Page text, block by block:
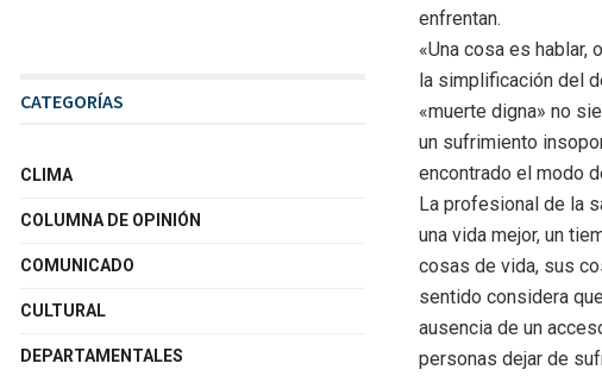
enfrentan.
«Una cosa es hablar,
la simplificación del
«muerte digna» no
un sufrimiento
encontrado el modo
La profesional de la
una vida mejor, un
cosas de vida, sus
sentido considera
ausencia de un
personas dejar de
CATEGORÍAS
CLIMA
COLUMNA DE OPINIÓN
COMUNICADO
CULTURAL
DEPARTAMENTALES